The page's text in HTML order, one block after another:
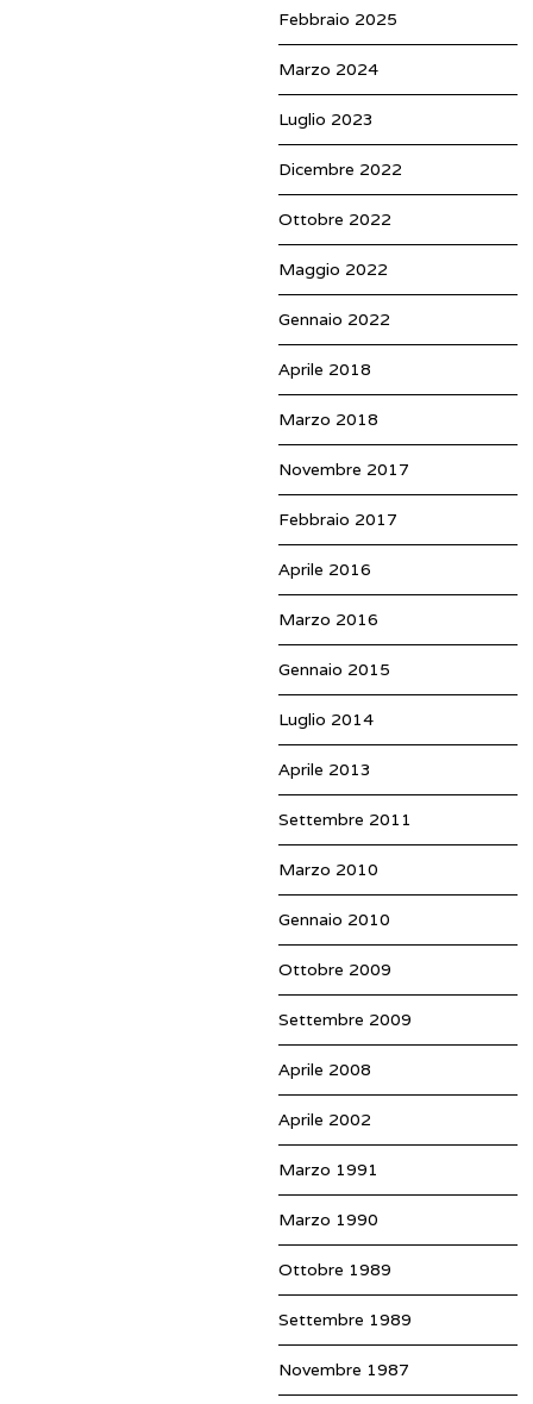
Febbraio 2025
Marzo 2024
Luglio 2023
Dicembre 2022
Ottobre 2022
Maggio 2022
Gennaio 2022
Aprile 2018
Marzo 2018
Novembre 2017
Febbraio 2017
Aprile 2016
Marzo 2016
Gennaio 2015
Luglio 2014
Aprile 2013
Settembre 2011
Marzo 2010
Gennaio 2010
Ottobre 2009
Settembre 2009
Aprile 2008
Aprile 2002
Marzo 1991
Marzo 1990
Ottobre 1989
Settembre 1989
Novembre 1987